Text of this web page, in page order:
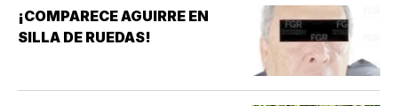
¡COMPARECE AGUIRRE EN
SILLA DE RUEDAS!